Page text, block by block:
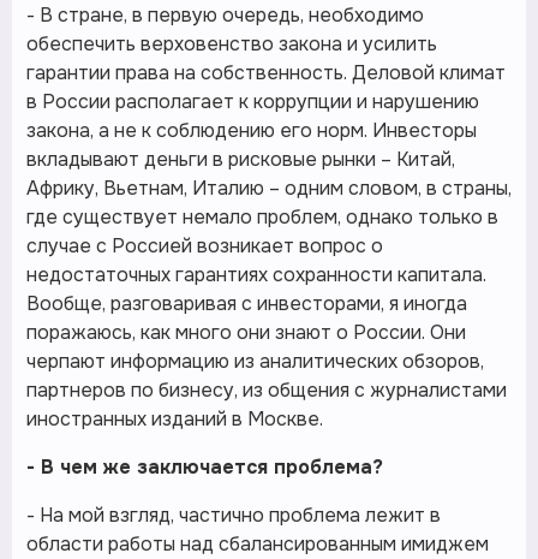
- В стране, в первую очередь, необходимо
обеспечить верховенство закона и усилить
гарантии права на собственность. Деловой климат
в России располагает к коррупции и нарушению
закона, а не к соблюдению его норм. Инвесторы
вкладывают деньги в рисковые рынки – Китай,
Африку, Вьетнам, Италию – одним словом, в страны,
где существует немало проблем, однако только в
случае с Россией возникает вопрос о
недостаточных гарантиях сохранности капитала.
Вообще, разговаривая с инвесторами, я иногда
поражаюсь, как много они знают о России. Они
черпают информацию из аналитических обзоров,
партнеров по бизнесу, из общения с журналистами
иностранных изданий в Москве.
- В чем же заключается проблема?
- На мой взгляд, частично проблема лежит в
области работы над сбалансированным имиджем